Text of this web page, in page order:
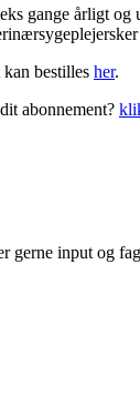
gange årligt og
kan bestilles her.
abonnement?
input og